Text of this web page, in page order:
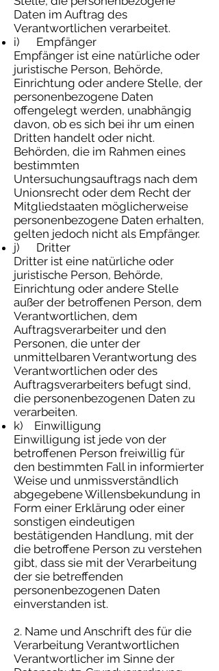
Daten im Auftrag des
Verantwortlichen verarbeitet.
i) Empfänger
Empfänger ist eine natürliche oder
juristische Person, Behörde,
Einrichtung oder andere Stelle, der
personenbezogene Daten
offengelegt werden, unabhängig
davon, ob es sich bei ihr um einen
Dritten handelt oder nicht.
Behörden, die im Rahmen eines
bestimmten
Untersuchungsauftrags nach dem
Unionsrecht oder dem Recht der
Mitgliedstaaten möglicherweise
personenbezogene Daten erhalten,
gelten jedoch nicht als Empfänger.
j) Dritter
Dritter ist eine natürliche oder
juristische Person, Behörde,
Einrichtung oder andere Stelle
außer der betroffenen Person, dem
Verantwortlichen, dem
Auftragsverarbeiter und den
Personen, die unter der
unmittelbaren Verantwortung des
Verantwortlichen oder des
Auftragsverarbeiters befugt sind,
die personenbezogenen Daten zu
verarbeiten.
k) Einwilligung
Einwilligung ist jede von der
betroffenen Person freiwillig für
den bestimmten Fall in informierter
Weise und unmissverständlich
abgegebene Willensbekundung in
Form einer Erklärung oder einer
sonstigen eindeutigen
bestätigenden Handlung, mit der
die betroffene Person zu verstehen
gibt, dass sie mit der Verarbeitung
der sie betreffenden
personenbezogenen Daten
einverstanden ist.
2. Name und Anschrift des für die
Verarbeitung Verantwortlichen
Verantwortlicher im Sinne der